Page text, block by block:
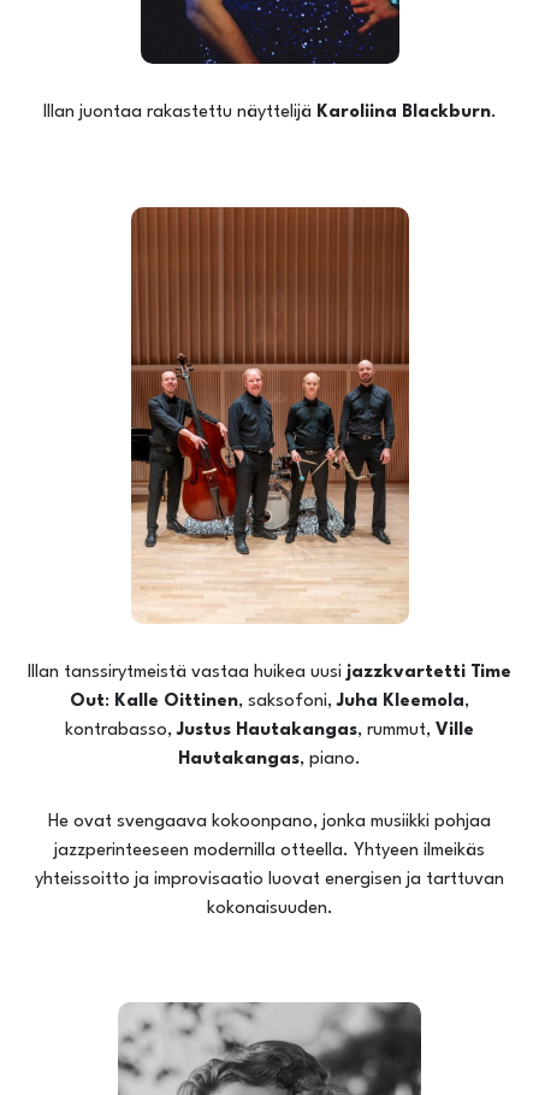
Illan juontaa rakastettu näyttelijä Karoliina Blackburn.
Illan tanssirytmeistä vastaa huikea uusi jazzkvartetti Time
Out: Kalle Oittinen, saksofoni,Juha Kleemola,
kontrabasso,Justus Hautakangas, rummut, Ville
Hautakangas, piano.
He ovat svengaava kokoonpano, jonka musiikki pohjaa
jazzperinteeseen modernilla otteella. Yhtyeen ilmeikäs
yhteissoitto ja improvisaatio luovat energisen ja tarttuvan
kokonaisuuden.